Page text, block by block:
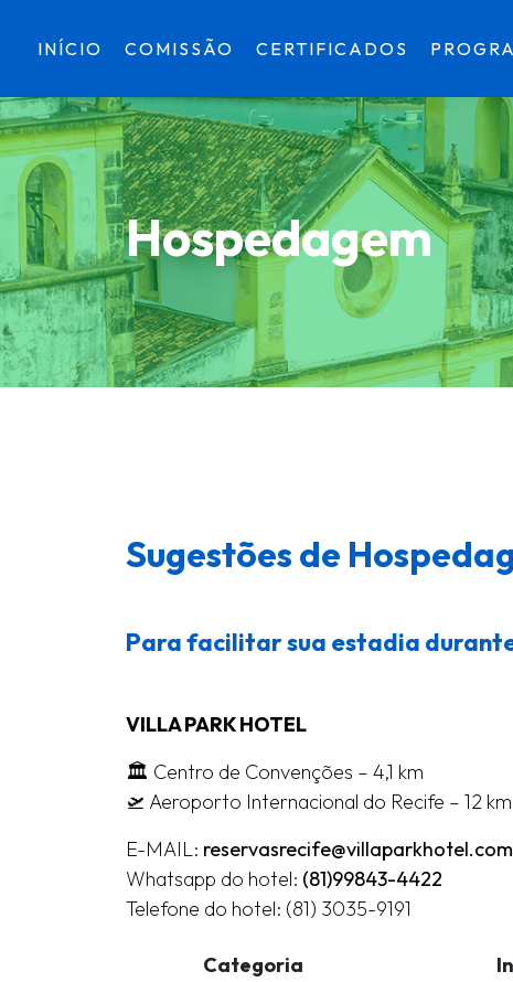
INÍCIO COMISSÃO CERTIFICADOS
Hospedagem
Sugestões de
Para facilitar sua estadia
VILLA PARK HOTEL
🏛️ Centro de Convenções – 4,1 km
🛫 Aeroporto Internacional do Recife – 12 km
E-MAIL:
Whatsapp do hotel: (81)99843-4422
Telefone do hotel: (81) 3035-9191
Categoria